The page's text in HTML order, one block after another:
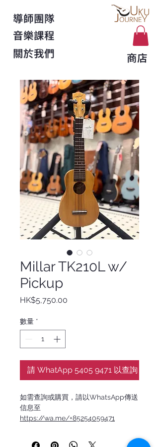
導師團隊
音樂課程
關於我們
商店
Millar TK210L w/
Pickup
HK$5,750.00
數量 *
請 WhatApp 5405 9471 以查詢
如需查詢或購買，請以WhatsApp傳送
信息至
https://wa.me/+85254059471
Millar 是台灣精品烏克麗麗品牌，由熱